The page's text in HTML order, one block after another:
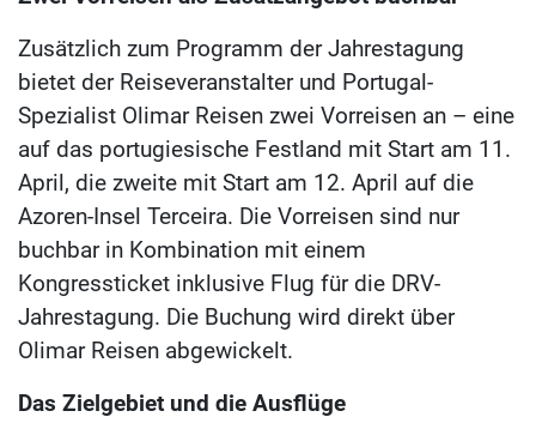
Zusätzlich zum Programm der Jahrestagung
bietet der Reiseveranstalter und Portugal-
Spezialist Olimar Reisen zwei Vorreisen an – eine
auf das portugiesische Festland mit Start am 11.
April, die zweite mit Start am 12. April auf die
Azoren-Insel Terceira. Die Vorreisen sind nur
buchbar in Kombination mit einem
Kongressticket inklusive Flug für die DRV-
Jahrestagung. Die Buchung wird direkt über
Olimar Reisen abgewickelt.
Das Zielgebiet und die Ausflüge